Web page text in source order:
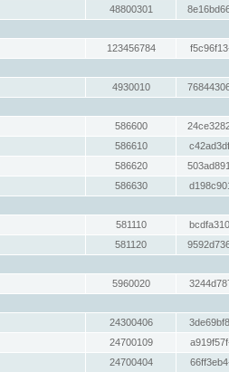
48800301
123456784
4930010
586600
586610
586620
586630
581110
581120
5960020
24300406
24700109
24700404